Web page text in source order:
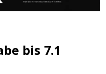
bis 7.1